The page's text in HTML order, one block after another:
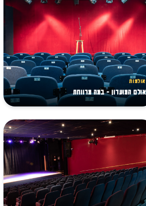
אולמות
אולם המועדון - במה מרווחת